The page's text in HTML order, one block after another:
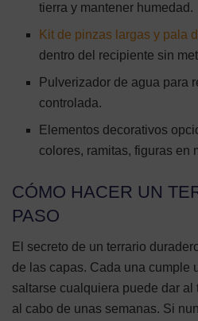
tierra y mantener humedad.
Kit de pinzas largas y pala
dentro del recipiente sin
Pulverizador de agua para
controlada.
Elementos decorativos
colores, ramitas, figuras en
CÓMO HACER UN
PASO
El secreto de un terrario
de las capas. Cada una cumple
saltarse cualquiera puede dar al
al cabo de unas semanas. Si